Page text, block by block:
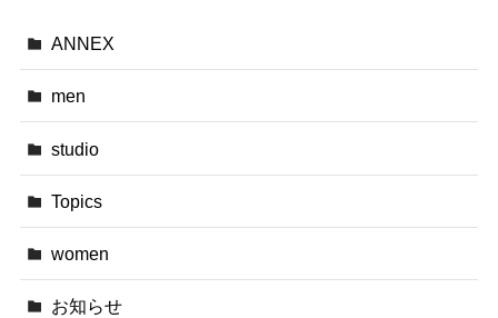
ANNEX
men
studio
Topics
women
お知らせ